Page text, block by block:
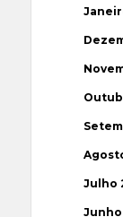
Julho
Junho